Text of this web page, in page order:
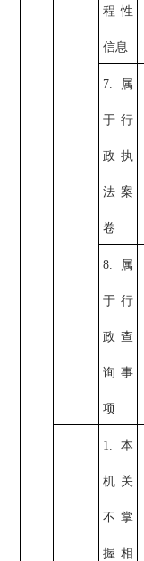
程性
信息
7.属
于行
政执
法案
卷
8.属
于行
政查
询事
项
1.本
机关
不掌
握相